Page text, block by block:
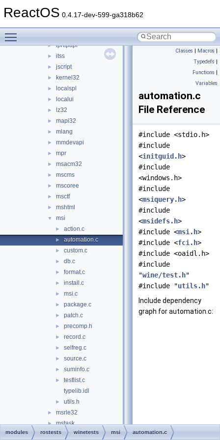
ReactOS 0.4.17-dev-599-ga318b62
► imm32
► iphlpapi
► itss
► jscript
► kernel32
► localspl
► localui
► lz32
► mapi32
► mlang
► mmdevapi
► mpr
► msacm32
► mscms
► mscoree
► msctf
► mshtml
▼ msi
► action.c
► automation.c
► custom.c
► db.c
► format.c
► install.c
► msi.c
► package.c
► patch.c
► precomp.h
► record.c
► selfreg.c
► source.c
► suminfo.c
►
testlist.c
typelib.idl
► utils.h
► msrle32
► mstask
► msvcrt
Classes | Macros |
Typedefs |
Functions |
Variables
automation.c
File Reference
#include <stdio.h>
#include
<initguid.h>
#include
<windows.h>
#include
<msiquery.h>
#include
<msidefs.h>
#include <msi.h>
#include <fci.h>
#include <oaidl.h>
#include
"wine/test.h"
#include "utils.h"
Include dependency
graph for automation.c:
modules rostests winetests msi automation.c